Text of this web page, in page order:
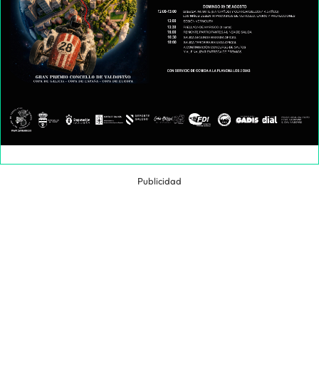
Publicidad